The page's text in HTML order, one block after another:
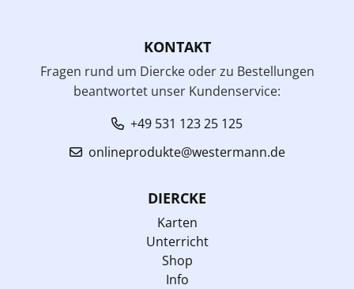
KONTAKT
Fragen rund um Diercke oder zu Bestellungen
beantwortet unser Kundenservice:
+49 531 123 25 125
onlineprodukte@westermann.de
DIERCKE
Karten
Unterricht
Shop
Info